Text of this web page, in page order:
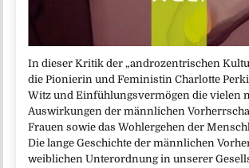
In dieser Kritik der „androzentrischen
die Pionierin und Feministin Charlotte
Witz und Einfühlungsvermögen die vielen
Auswirkungen der männlichen
Frauen sowie das Wohlergehen der
Die lange Geschichte der männlichen
weiblichen Unterordnung in unserer